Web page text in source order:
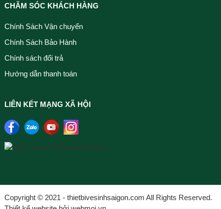
CHĂM SÓC KHÁCH HÀNG
Chính Sách Vận chuyển
Chính Sách Bảo Hành
Chính sách đổi trả
Hướng dẫn thanh toán
LIÊN KẾT MẠNG XÃ HỘI
Copyright © 2021 - thietbivesinhsaigon.com All Rights Reserved.